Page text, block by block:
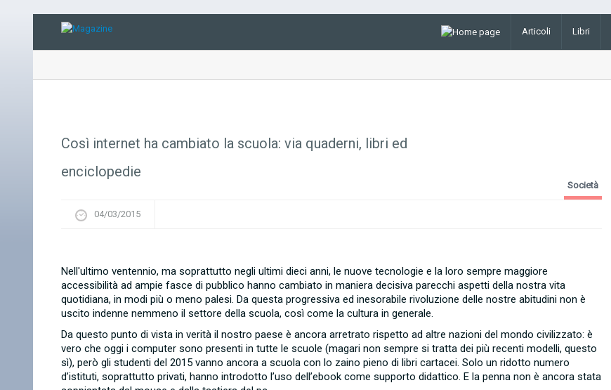
Articoli Libri
Così internet ha cambiato la scuola: via quaderni, libri ed
enciclopedie
Società
04/03/2015
Nell'ultimo ventennio, ma soprattutto negli ultimi dieci anni, le nuove tecnologie e la loro sempre maggiore
accessibilità ad ampie fasce di pubblico hanno cambiato in maniera decisiva parecchi aspetti della nostra vita
quotidiana, in modi più o meno palesi. Da questa progressiva ed inesorabile rivoluzione delle nostre abitudini non è
uscito indenne nemmeno il settore della scuola, così come la cultura in generale.
Da questo punto di vista in verità il nostro paese è ancora arretrato rispetto ad altre nazioni del mondo civilizzato: è
vero che oggi i computer sono presenti in tutte le scuole (magari non sempre si tratta dei più recenti modelli, questo
sì), però gli studenti del 2015 vanno ancora a scuola con lo zaino pieno di libri cartacei. Solo un ridotto numero
d’istituti, soprattutto privati, hanno introdotto l’uso dell’ebook come supporto didattico. E la penna non è ancora stata